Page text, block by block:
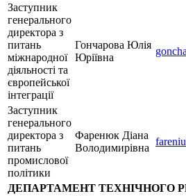
Заступник
генерального
директора з
питань
міжнародної
діяльності та
європейської
інтеграції
Гончарова Юлія
Юріївна
Заступник
генерального
директора з
питань
промислової
політики
Фаренюк Діана
Володимирівна
ДЕПАРТАМЕНТ ТЕХНІЧНОГО